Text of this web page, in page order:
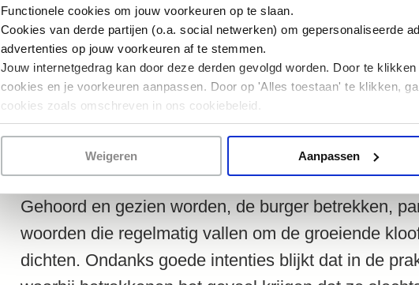
Functionele cookies om jouw voorkeuren op te slaan.
Cookies van derde partijen (o.a. social netwerken) om gepersonaliseerde
advertenties op jouw voorkeuren af te stemmen.
Jouw internetgedrag kan door deze derden gevolgd worden. Door te
cookies en je voorkeuren aanpassen. Door op 'Alles toestaan' te klikken,
cookies zoals omschreven in ons cookiebeleid.
Weigeren Aanpassen
TIJD
14:00 tot 17:30 uur
AANMELDEN
Aanmelden doe je via deze link.Er is plek voor maximaal 30
Gehoord en gezien worden, de burger betrekken,
woorden die regelmatig vallen om de groeiende
dichten. Ondanks goede intenties blijkt dat in de